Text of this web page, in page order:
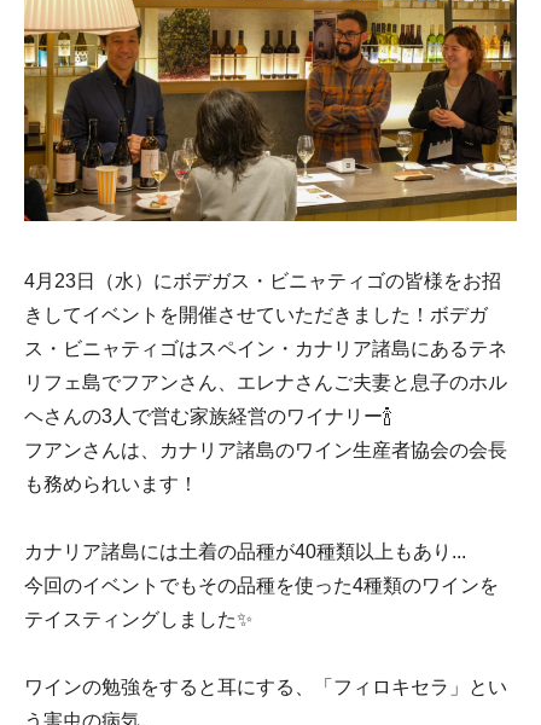
4月23日（水）にボデガス・ビニャティゴの皆様をお招
きしてイベントを開催させていただきました！ボデガ
ス・ビニャティゴはスペイン・カナリア諸島にあるテネ
リフェ島でフアンさん、エレナさんご夫妻と息子のホル
ヘさんの3人で営む家族経営のワイナリー🍾
フアンさんは、カナリア諸島のワイン生産者協会の会長
も務められいます！
カナリア諸島には土着の品種が40種類以上もあり...
今回のイベントでもその品種を使った4種類のワインを
テイスティングしました✨
ワインの勉強をすると耳にする、「フィロキセラ」とい